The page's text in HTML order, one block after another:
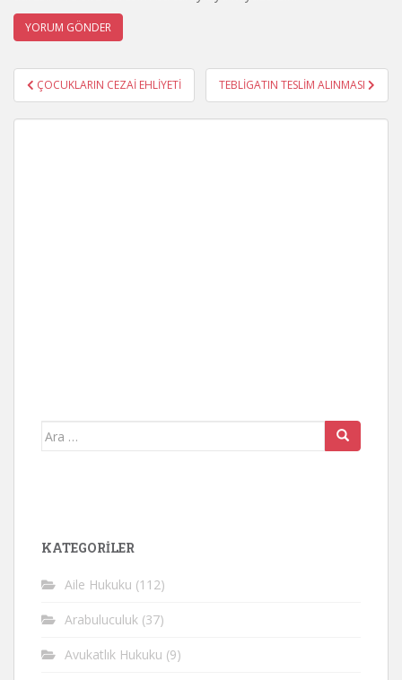
Yazı
gezinmesi
ÇOCUKLARIN CEZAİ EHLİYETİ TEBLİGATIN TESLİM ALINMASI
Arama
KATEGORİLER
Aile Hukuku (112)
Arabuluculuk (37)
Avukatlık Hukuku (9)